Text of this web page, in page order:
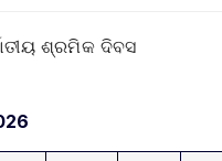
ଶ୍ରମିକ ଦିବସ